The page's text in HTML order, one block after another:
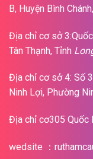
B, Huyện Bình
Địa chỉ cơ sở
Tân Thạnh, Tỉnh
Địa chỉ cơ sở 4: Số
Ninh Lợi, Phường
Địa chỉ cơ305 Quốc
wedsite ：